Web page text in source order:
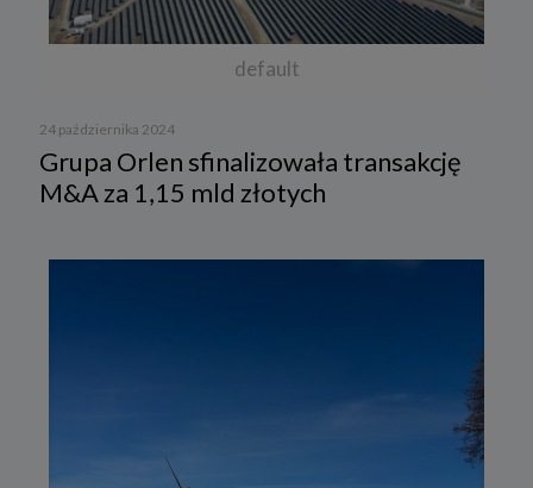
default
24 października 2024
Grupa Orlen sfinalizowała transakcję
M&A za 1,15 mld złotych